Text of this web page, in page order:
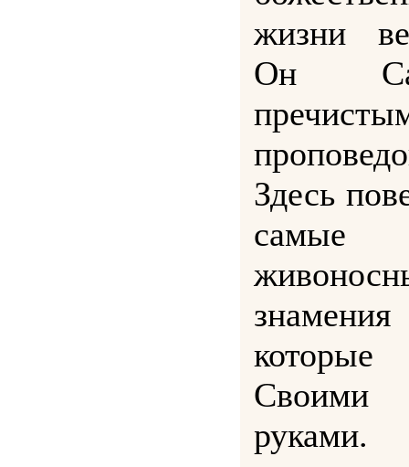
жизни
Он
Здесь
самые
Своими